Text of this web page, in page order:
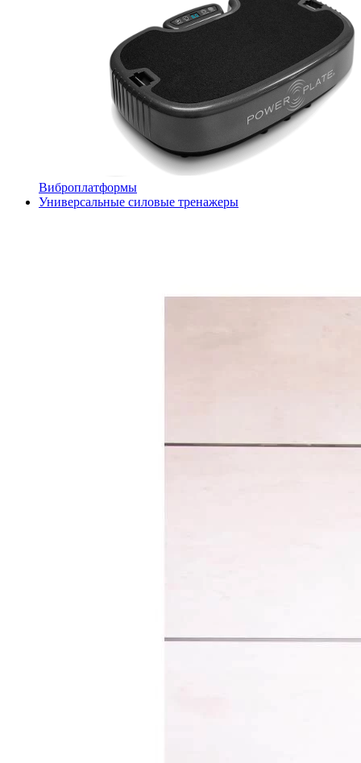
Виброплатформы
Универсальные силовые тренажеры